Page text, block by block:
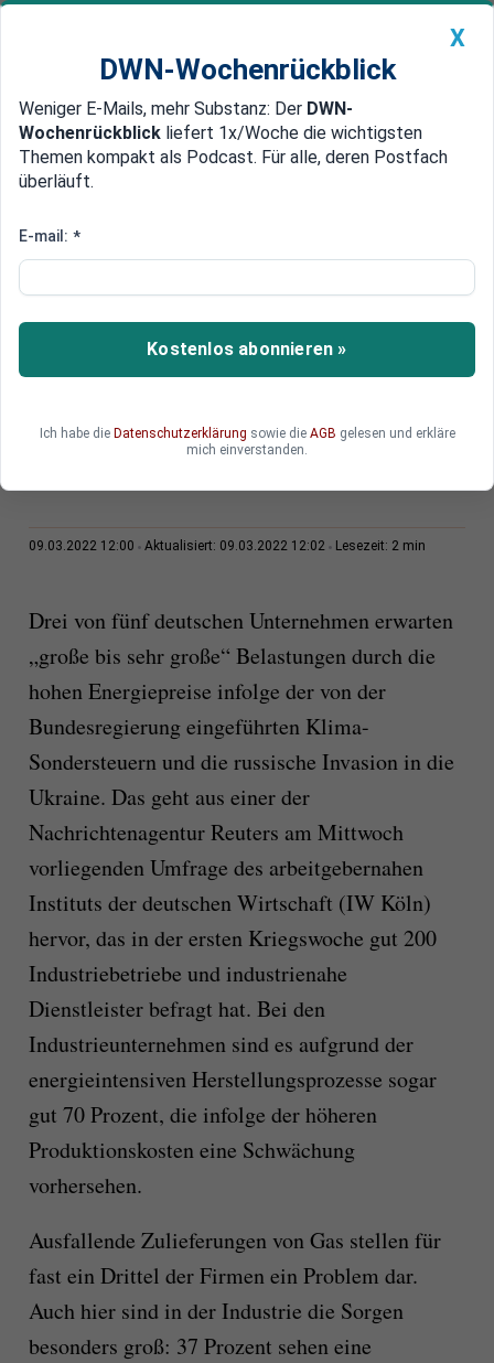
Newsticker MEIN DWN: Geldanlage Premium
Edelmetalle DWN-Magazin China
Klima-Steuern und Krieg:
erwarten Energiepreis-Schock
Die deutschen Unternehmen erwarten mit Blick
auf die Zukunft schwere Belastungen.
09.03.2022 12:00 Aktualisiert: 09.03.2022 12:02 Lesezeit: 2 min
Drei von fünf deutschen Unternehmen erwarten
„große bis sehr große“ Belastungen durch die
hohen Energiepreise infolge der von der
Bundesregierung eingeführten Klima-
Sondersteuern und die russische Invasion in die
Ukraine. Das geht aus einer der
Nachrichtenagentur Reuters am Mittwoch
vorliegenden Umfrage des arbeitgebernahen
Instituts der deutschen Wirtschaft (IW Köln)
hervor, das in der ersten Kriegswoche gut 200
Industriebetriebe und industrienahe
Dienstleister befragt hat. Bei den
Industrieunternehmen sind es aufgrund der
energieintensiven Herstellungsprozesse sogar
gut 70 Prozent, die infolge der höheren
Produktionskosten eine Schwächung
vorhersehen.
Ausfallende Zulieferungen von Gas stellen für
fast ein Drittel der Firmen ein Problem dar.
Auch hier sind in der Industrie die Sorgen
besonders groß: 37 Prozent sehen eine
X
DWN-Wochenrückblick
Weniger E-Mails, mehr Substanz: Der DWN-
Wochenrückblick liefert 1x/Woche die wichtigsten
Themen kompakt als Podcast. Für alle, deren Postfach
überläuft.
E-mail: *
Kostenlos abonnieren »
Ich habe die Datenschutzerklärung sowie die AGB gelesen und erkläre
mich einverstanden.